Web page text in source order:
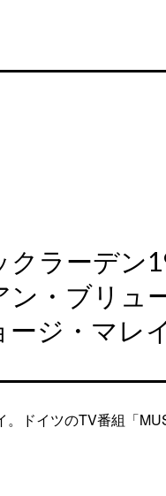
ラーデン
・ブリュ
ジ・マレ
ドイツのTV番組「